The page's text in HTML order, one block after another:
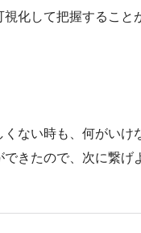
視化して把握すること
ない時も、何がいけ
できたので、次に繋げ